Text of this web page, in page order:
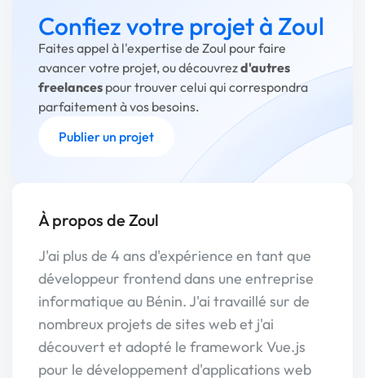
Confiez votre projet à Zoul
Faites appel à l'expertise de Zoul pour faire
avancer votre projet, ou découvrezd'autres
freelances pour trouver celui qui correspondra
parfaitement à vos besoins.
Publier un projet
À propos de Zoul
J'ai plus de 4 ans d'expérience en tant que
développeur frontend dans une entreprise
informatique au Bénin. J'ai travaillé sur de
nombreux projets de sites web et j'ai
découvert et adopté le framework Vue.js
pour le développement d'applications web